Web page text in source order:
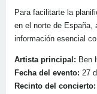
Para facilitarte la
en el norte de España,
información esencial
Artista principal: Ben
Fecha del evento: 27
Recinto del concierto: